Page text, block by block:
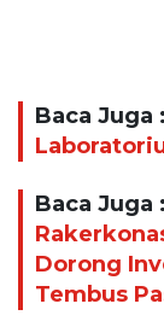
Baca Juga :
Baca Juga :
Dorong
Tembus